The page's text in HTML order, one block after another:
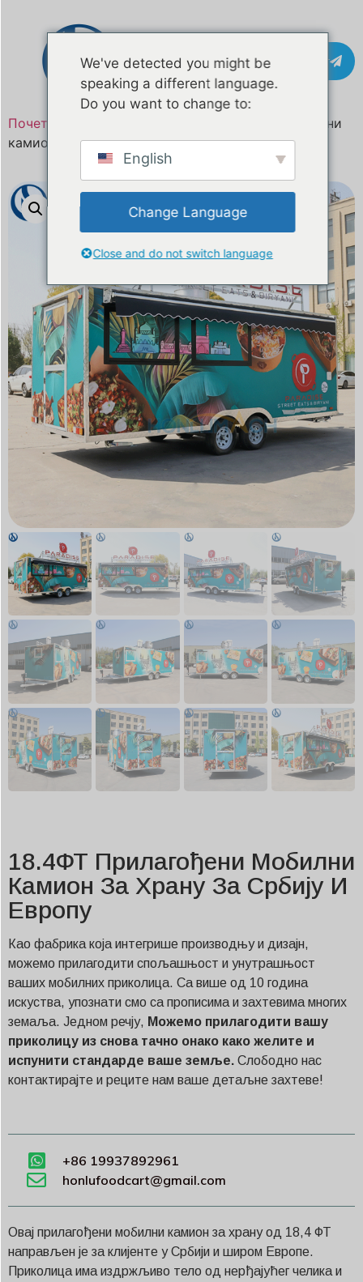
Контакт
Почетна
/ 18.4ФТ прилагођени мобилни
камион за храну за Србију и Европу
18.4ФТ Прилагођени Мобилни
Камион За Храну За Србију И
Европу
Као фабрика која интегрише производњу и дизајн,
можемо прилагодити спољашњост и унутрашњост
ваших мобилних приколица. Са више од 10 година
искуства, упознати смо са прописима и захтевима многих
земаља. Једном речју, Можемо прилагодити вашу
приколицу из снова тачно онако како желите и
испунити стандарде ваше земље. Слободно нас
контактирајте и реците нам ваше детаљне захтеве!
+86 19937892961
honlufoodcart@gmail.com
Овај прилагођени мобилни камион за храну од 18,4 ФТ
направљен је за клијенте у Србији и широм Европе.
Приколица има издржљиво тело од нерђајућег челика и
We've detected you might be
speaking a different language.
Do you want to change to:
English
Change Language
Close and do not switch language